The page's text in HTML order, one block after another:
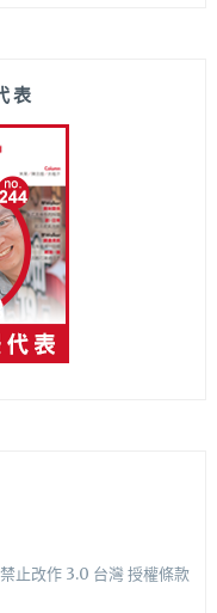
表
止改作 3.0 台灣 授權條款